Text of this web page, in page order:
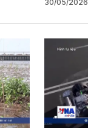
định
sinh
thải
là
phê
5 tại
số,
công
chuyên
thành
thương
30/05/2026